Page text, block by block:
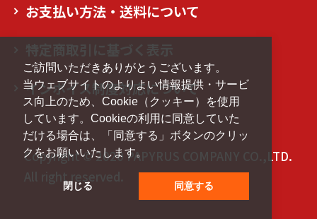
ご訪問いただきありがとうございます。
当ウェブサイトのよりよい情報提供・サービ
ス向上のため、Cookie（クッキー）を使用
しています。Cookieの利用に同意していた
だける場合は、「同意する」ボタンのクリッ
クをお願いいたします。
閉じる 同意する
お支払い方法・送料について
インボイス制度対応について
Copyright © 2020 PAPYRUS COMPANY CO.,LTD.
All right reserved.